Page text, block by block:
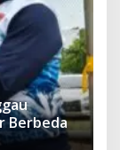
Berbeda